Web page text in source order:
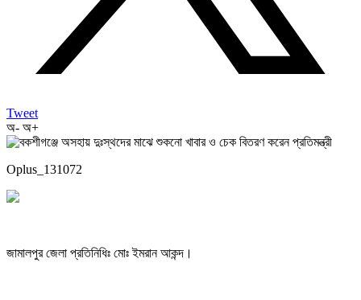
Tweet
অ- অ+
Oplus_131072
জামালপুর জেলা প্রতিনিধিঃ মোঃ ইমরান আকন্দ।